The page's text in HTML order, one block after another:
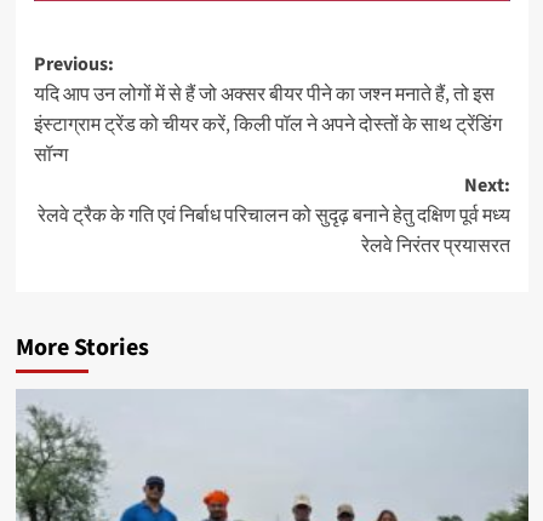
Post
navigation
Previous:
यदि आप उन लोगों में से हैं जो अक्सर बीयर पीने का जश्न मनाते हैं, तो इस
इंस्टाग्राम ट्रेंड को चीयर करें, किली पॉल ने अपने दोस्तों के साथ ट्रेंडिंग
सॉन्ग
Next:
रेलवे ट्रैक के गति एवं निर्बाध परिचालन को सुदृढ़ बनाने हेतु दक्षिण पूर्व मध्य
रेलवे निरंतर प्रयासरत
More Stories